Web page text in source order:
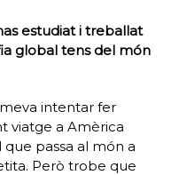
estudiat i treballat
global tens del món
intentar fer
viatge a Amèrica
passa al món a
Però trobe que